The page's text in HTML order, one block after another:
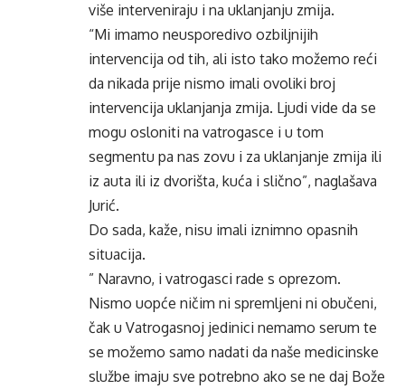
više interveniraju i na uklanjanju zmija.
“Mi imamo neusporedivo ozbiljnijih
intervencija od tih, ali isto tako možemo reći
da nikada prije nismo imali ovoliki broj
intervencija uklanjanja zmija. Ljudi vide da se
mogu osloniti na vatrogasce i u tom
segmentu pa nas zovu i za uklanjanje zmija ili
iz auta ili iz dvorišta, kuća i slično”, naglašava
Jurić.
Do sada, kaže, nisu imali iznimno opasnih
situacija.
” Naravno, i vatrogasci rade s oprezom.
Nismo uopće ničim ni spremljeni ni obučeni,
čak u Vatrogasnoj jedinici nemamo serum te
se možemo samo nadati da naše medicinske
službe imaju sve potrebno ako se ne daj Bože